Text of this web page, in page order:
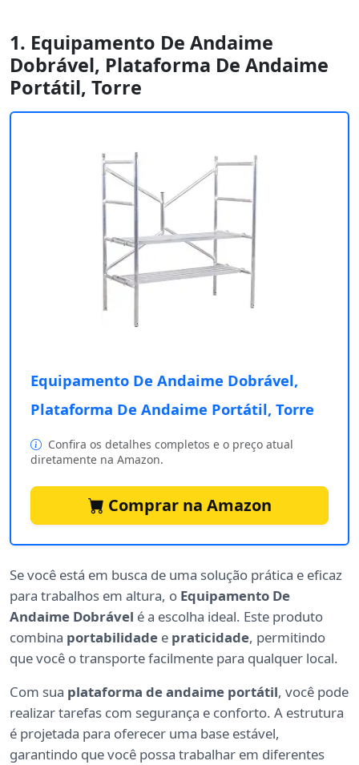
1. Equipamento De Andaime
Dobrável, Plataforma De Andaime
Portátil, Torre
Equipamento De Andaime Dobrável,
Plataforma De Andaime Portátil, Torre
Confira os detalhes completos e o preço atual
diretamente na Amazon.
Comprar na Amazon
Se você está em busca de uma solução prática e eficaz
para trabalhos em altura, o Equipamento De
Andaime Dobrável é a escolha ideal. Este produto
combina portabilidade e praticidade, permitindo
que você o transporte facilmente para qualquer local.
Com sua plataforma de andaime portátil, você pode
realizar tarefas com segurança e conforto. A estrutura
é projetada para oferecer uma base estável,
garantindo que você possa trabalhar em diferentes